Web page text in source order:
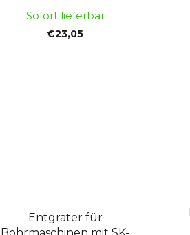
Sofort lieferbar
€23,05
Entgrater für